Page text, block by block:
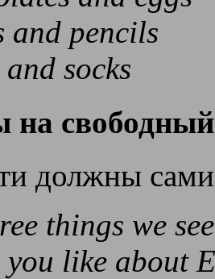
and pencils
socks
на свободный
должны сами
things we
you like about